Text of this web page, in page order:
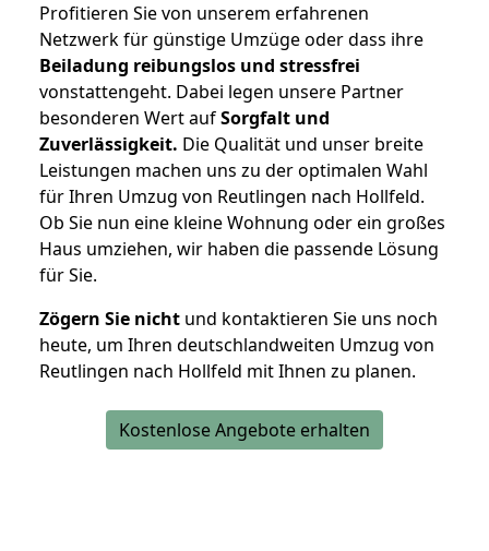
Profitieren Sie von unserem erfahrenen
Netzwerk für günstige Umzüge oder dass ihre
Beiladung reibungslos und stressfrei
vonstattengeht. Dabei legen unsere Partner
besonderen Wert aufSorgfalt und
Zuverlässigkeit. Die Qualität und unser breite
Leistungen machen uns zu der optimalen Wahl
für Ihren Umzug von Reutlingen nach Hollfeld.
Ob Sie nun eine kleine Wohnung oder ein großes
Haus umziehen, wir haben die passende Lösung
für Sie.
Zögern Sie nicht und kontaktieren Sie uns noch
heute, um Ihren deutschlandweiten Umzug von
Reutlingen nach Hollfeld mit Ihnen zu planen.
Kostenlose Angebote erhalten